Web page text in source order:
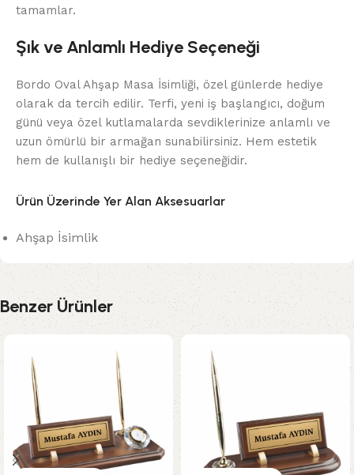
tamamlar.
Şık ve Anlamlı Hediye Seçeneği
Bordo Oval Ahşap Masa İsimliği, özel günlerde hediye
olarak da tercih edilir. Terfi, yeni iş başlangıcı, doğum
günü veya özel kutlamalarda sevdiklerinize anlamlı ve
uzun ömürlü bir armağan sunabilirsiniz. Hem estetik
hem de kullanışlı bir hediye seçeneğidir.
Ürün Üzerinde Yer Alan Aksesuarlar
Ahşap İsimlik
Benzer Ürünler